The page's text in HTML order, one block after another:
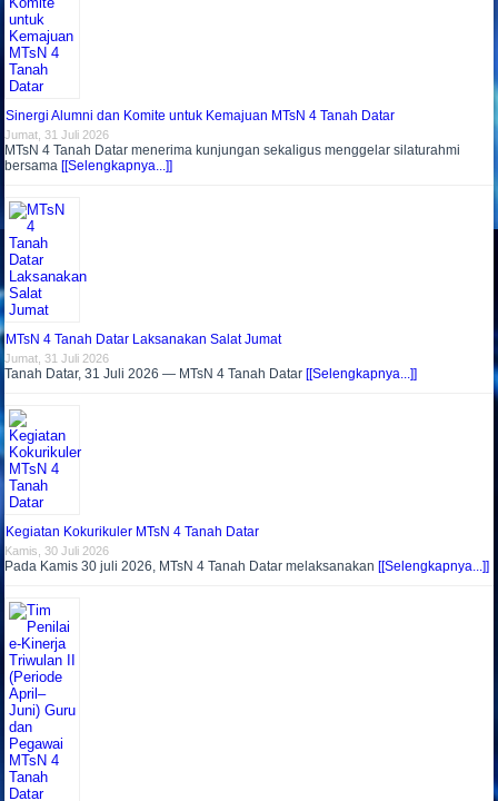
Sinergi Alumni dan Komite untuk Kemajuan MTsN 4 Tanah Datar
Jumat, 31 Juli 2026
MTsN 4 Tanah Datar menerima kunjungan sekaligus menggelar silaturahmi
bersama [[Selengkapnya...]]
MTsN 4 Tanah Datar Laksanakan Salat Jumat
Jumat, 31 Juli 2026
Tanah Datar, 31 Juli 2026 — MTsN 4 Tanah Datar [[Selengkapnya...]]
Kegiatan Kokurikuler MTsN 4 Tanah Datar
Kamis, 30 Juli 2026
Pada Kamis 30 juli 2026, MTsN 4 Tanah Datar melaksanakan [[Selengkapnya...]]